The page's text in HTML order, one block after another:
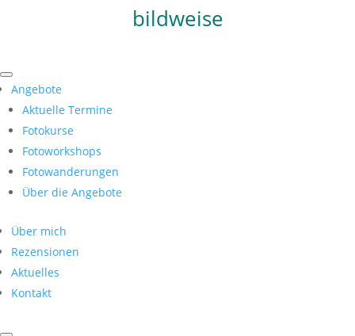
bildweise
Angebote
Aktuelle Termine
Fotokurse
Fotoworkshops
Fotowanderungen
Über die Angebote
Über mich
Rezensionen
Aktuelles
Kontakt